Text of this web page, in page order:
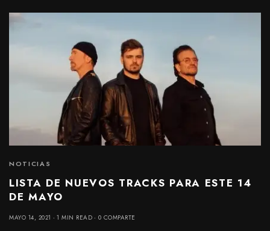
NOTICIAS
LISTA DE NUEVOS TRACKS PARA ESTE 14
DE MAYO
MAYO 14, 2021 1 MIN READ 0 COMPARTE